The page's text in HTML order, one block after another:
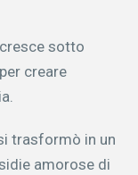
cresce sotto
creare
trasformò in un
amorose di